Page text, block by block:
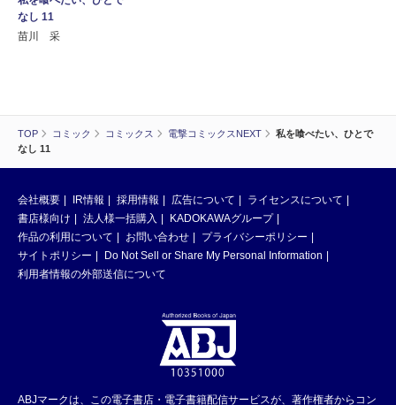
TOP コミック コミックス 電撃コミックスNEXT
私を喰べたい、ひとで
なし 11
なし 11
苗川 采
会社概要 IR情報 採用情報 広告について
ライセンスについて
書店様向け
法人様一括購入
KADOKAWAグループ
作品の利用について
お問い合わせ
プライバシーポリシー
サイトポリシー
Do Not Sell or Share My Personal Information
利用者情報の外部送信について
ABJマークは、この電子書店・電子書籍配信サービスが、著作権者からコン